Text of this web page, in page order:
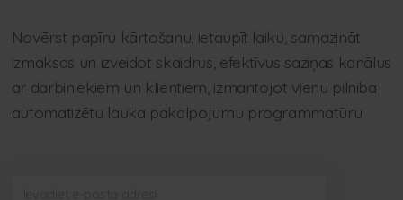
Novērst papīru kārtošanu, ietaupīt laiku, samazināt
izmaksas un izveidot skaidrus, efektīvus saziņas kanālus
ar darbiniekiem un klientiem, izmantojot vienu pilnībā
automatizētu lauka pakalpojumu programmatūru.